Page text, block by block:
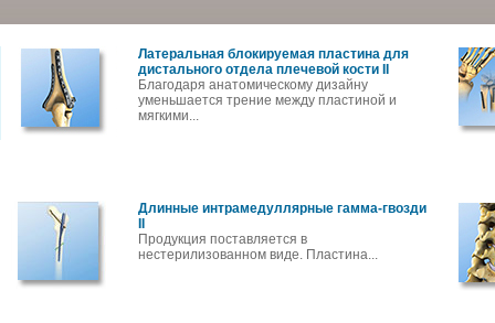
Латеральная блокируемая пластина для
дистального отдела плечевой кости II
Благодаря анатомическому дизайну
уменьшается трение между пластиной и
мягкими...
Длинные интрамедуллярные гамма-гвозди
Продукция поставляется в
нестерилизованном виде. Пластина...